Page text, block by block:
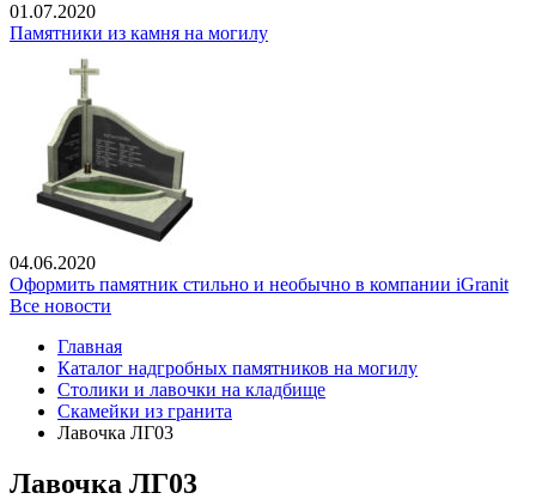
01.07.2020
Памятники из камня на могилу
04.06.2020
Оформить памятник стильно и необычно в компании iGranit
Все новости
Главная
Каталог надгробных памятников на могилу
Столики и лавочки на кладбище
Скамейки из гранита
Лавочка ЛГ03
Лавочка ЛГ03